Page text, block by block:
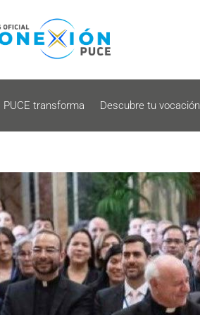
PUCE transforma Descubre tu vocación